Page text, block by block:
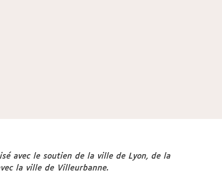
avec le soutien de la ville de Lyon, de la
la ville de Villeurbanne.